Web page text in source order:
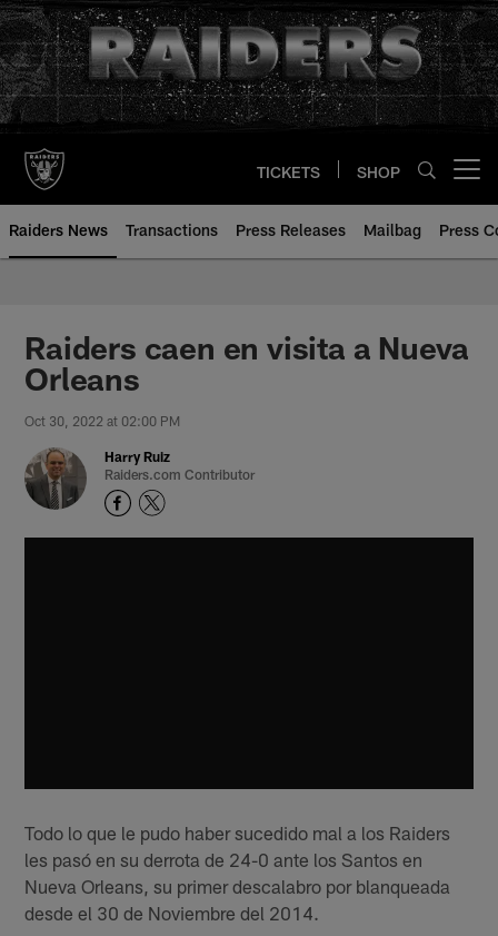
Skip
to
main
content
TICKETS SHOP
Raiders News Transactions Press Releases Mailbag Press
Raiders caen en visita a Nueva
Orleans
Oct 30, 2022 at 02:00 PM
Harry Ruiz
Raiders.com Contributor
Todo lo que le pudo haber sucedido mal a los Raiders
les pasó en su derrota de 24-0 ante los Santos en
Nueva Orleans, su primer descalabro por blanqueada
desde el 30 de Noviembre del 2014.